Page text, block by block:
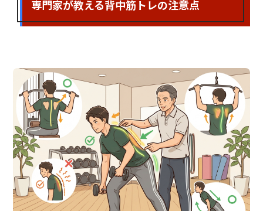
専門家が教える背中筋トレの注意点